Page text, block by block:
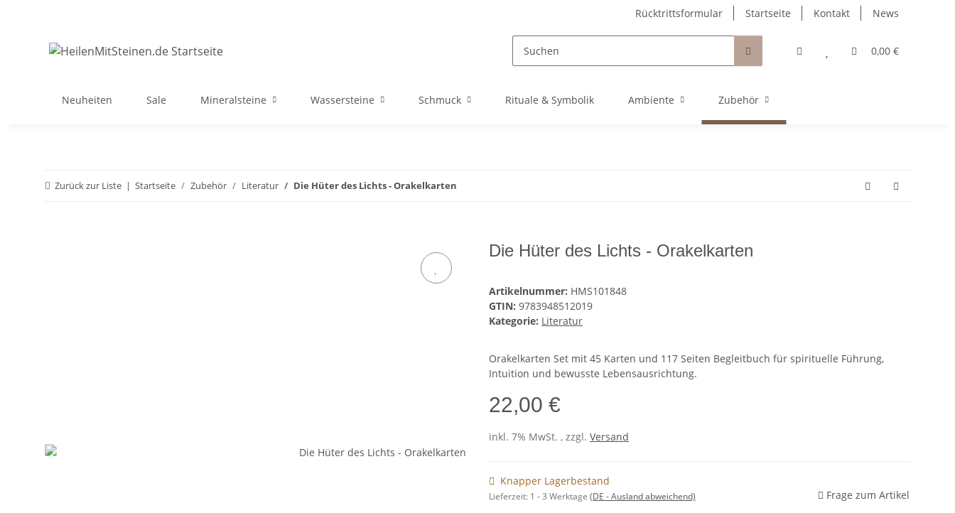
Rücktrittsformular Startseite Kontakt News
0,00 €
Neuheiten Sale Mineralsteine Wassersteine Schmuck Rituale & Symbolik Ambiente Zubehör
Zurück zur Liste Startseite Zubehör Literatur Die Hüter des Lichts - Orakelkarten
Die Hüter des Lichts - Orakelkarten
Artikelnummer: HMS101848
GTIN: 9783948512019
Kategorie: Literatur
Orakelkarten Set mit 45 Karten und 117 Seiten Begleitbuch für spirituelle Führung,
Intuition und bewusste Lebensausrichtung.
22,00 €
inkl. 7% MwSt. , zzgl. Versand
Knapper Lagerbestand
Lieferzeit: 1 - 3 Werktage (DE - Ausland abweichend) Frage zum Artikel